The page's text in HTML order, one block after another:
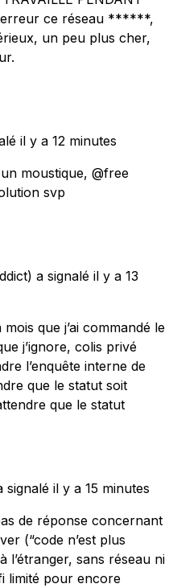
erreur ce réseau ******,
un peu plus cher,
il y a 12 minutes
moustique, @free
svp
a signalé il y a 13
que j’ai commandé le
j’ignore, colis privé
l’enquête interne de
que le statut soit
que le statut
signalé il y a 15 minutes
de réponse concernant
(“code n’est plus
l’étranger, sans réseau ni
limité pour encore